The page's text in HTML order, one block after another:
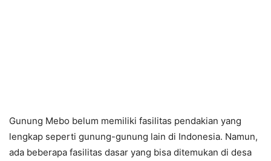
Gunung Mebo belum memiliki fasilitas pendakian yang
lengkap seperti gunung-gunung lain di Indonesia. Namun,
ada beberapa fasilitas dasar yang bisa ditemukan di desa